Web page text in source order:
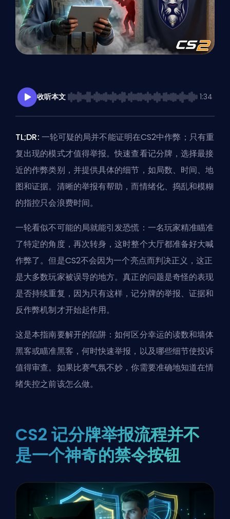
收听本文 1:34
TL;DR: 一轮可疑的局并不能证明在CS2中作弊；只有重
复出现的模式才值得举报。快速查看记分牌，选择最接
近的作弊类别，并提供具体的细节，如局数、时间、地
图和证据。清晰的举报有帮助，而情绪化、捣乱和模糊
的指控只会浪费时间。
一轮看似不可能的局就能引发恐慌：一名玩家精准瞄准
了特定的角度，再次转身，这时整个大厅都准备好大喊
作弊了。但是CS2不会因为一个亮点而判决正义，这正
是大多数玩家被误导的地方。真正的问题是奇怪的表现
是否持续重复，因为只有这样，记分牌的举报、证据和
反作弊机制才开始起作用。
这是本指南要解开的陷阱：如何区分幸运的读数和墙体
黑客或瞄准黑客，何时快速举报，以及哪些细节使投诉
值得审查。如果比赛气氛不妙，你需要准确地知道在情
绪失控之前该怎么做。
CS2 记分牌举报流程并不
是一个神奇的禁令按钮